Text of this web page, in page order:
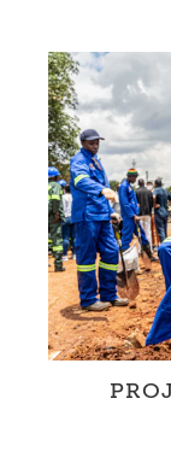
Die
ist